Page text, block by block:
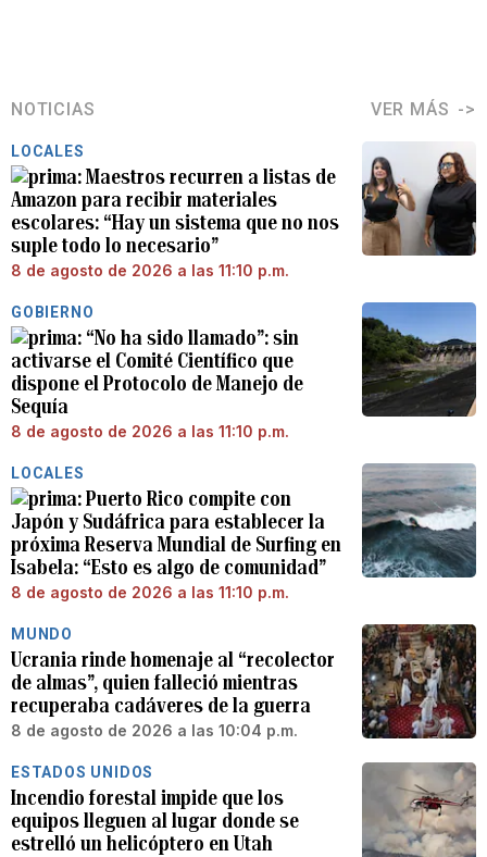
NOTICIAS VER MÁS
LOCALES
Maestros recurren a listas de
Amazon para recibir materiales
escolares: “Hay un sistema que no nos
suple todo lo necesario”
8 de agosto de 2026 a las 11:10 p.m.
GOBIERNO
“No ha sido llamado”: sin
activarse el Comité Científico que
dispone el Protocolo de Manejo de
Sequía
8 de agosto de 2026 a las 11:10 p.m.
LOCALES
Puerto Rico compite con
Japón y Sudáfrica para establecer la
próxima Reserva Mundial de Surfing en
Isabela: “Esto es algo de comunidad”
8 de agosto de 2026 a las 11:10 p.m.
MUNDO
Ucrania rinde homenaje al “recolector
de almas”, quien falleció mientras
recuperaba cadáveres de la guerra
8 de agosto de 2026 a las 10:04 p.m.
ESTADOS UNIDOS
Incendio forestal impide que los
equipos lleguen al lugar donde se
estrelló un helicóptero en Utah